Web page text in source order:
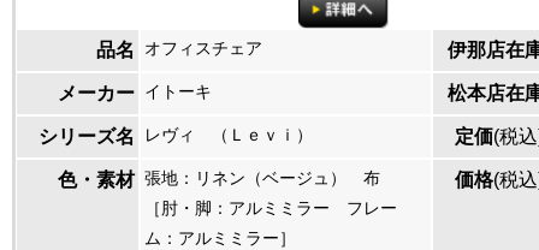
品名 オフィスチェア 伊那店在
メーカー イトーキ 松本店在
シリーズ名 レヴィ （Ｌｅｖｉ） 定価(税
色・素材 張地：リネン（ベージュ） 布
［肘・脚：アルミミラー フレー
ム：アルミミラー］
価格(税